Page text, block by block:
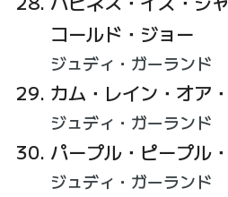
コールド・ジョー
ジュディ・ガーランド
カム・レイン・オア
ジュディ・ガーランド
パープル・ピープル
ジュディ・ガーランド